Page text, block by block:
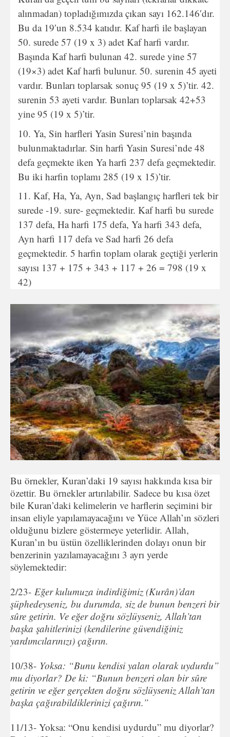
alınmadan) topladığımızda çıkan sayı 162.146′dır.
Bu da 19′un 8.534 katıdır. Kaf harfi ile başlayan
50. surede 57 (19 x 3) adet Kaf harfi vardır.
Başında Kaf harfi bulunan 42. surede yine 57
(19×3) adet Kaf harfi bulunur. 50. surenin 45 ayeti
vardır. Bunları toplarsak sonuç 95 (19 x 5)’tir. 42.
surenin 53 ayeti vardır. Bunları toplarsak 42+53
yine 95 (19 x 5)’tir.
Ya, Sin harfleri Yasin Suresi’nin başında
bulunmaktadırlar. Sin harfi Yasin Suresi’nde 48
defa geçmekte iken Ya harfi 237 defa geçmektedir.
Bu iki harfin toplamı 285 (19 x 15)’tir.
Kaf, Ha, Ya, Ayn, Sad başlangıç harfleri tek bir
surede -19. sure- geçmektedir. Kaf harfi bu surede
137 defa, Ha harfi 175 defa, Ya harfi 343 defa,
Ayn harfi 117 defa ve Sad harfi 26 defa
geçmektedir. 5 harfin toplam olarak geçtiği yerlerin
sayısı 137 + 175 + 343 + 117 + 26 = 798 (19 x
42)
Bu örnekler, Kuran’daki 19 sayısı hakkında kısa bir
özettir. Bu örnekler artırılabilir. Sadece bu kısa özet
bile Kuran’daki kelimelerin ve harflerin seçimini bir
insan eliyle yapılamayacağını ve Yüce Allah’ın sözleri
olduğunu bizlere göstermeye yeterlidir. Allah,
Kuran’ın bu üstün özelliklerinden dolayı onun bir
benzerinin yazılamayacağını 3 ayrı yerde
söylemektedir:
2/23- Eğer kulumuza indirdiğimiz (Kurân)’dan
şüphedeyseniz, bu durumda, siz de bunun benzeri bir
sûre getirin. Ve eğer doğru sözlüyseniz, Allah’tan
başka şahitlerinizi (kendilerine güvendiğiniz
yardımcılarınızı) çağırın.
10/38- Yoksa: “Bunu kendisi yalan olarak uydurdu”
mu diyorlar? De ki: “Bunun benzeri olan bir sûre
getirin ve eğer gerçekten doğru sözlüyseniz Allah’tan
başka çağırabildiklerinizi çağırın.”
11/13- Yoksa: “Onu kendisi uydurdu” mu diyorlar?